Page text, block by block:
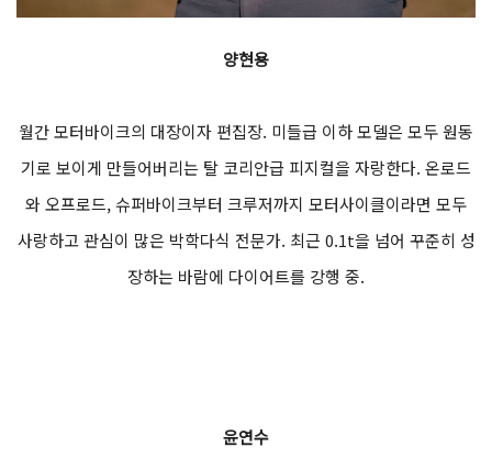
양현용
월간 모터바이크의 대장이자 편집장. 미들급 이하 모델은 모두 원동
기로 보이게 만들어버리는 탈 코리안급 피지컬을 자랑한다. 온로드
와 오프로드, 슈퍼바이크부터 크루저까지 모터사이클이라면 모두
사랑하고 관심이 많은 박학다식 전문가. 최근 0.1t을 넘어 꾸준히 성
장하는 바람에 다이어트를 강행 중.
윤연수